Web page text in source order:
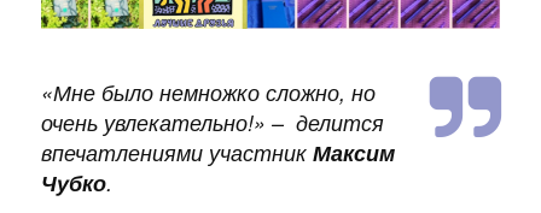
а
и
«Мне было немножко сложно, но
очень увлекательно!» – делится
впечатлениями участник Максим
Чубко.